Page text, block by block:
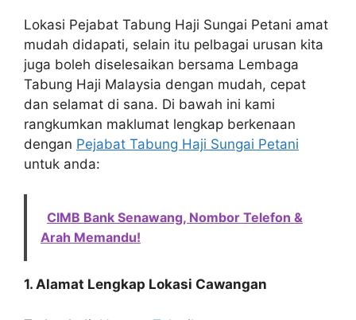
Lokasi Pejabat Tabung Haji Sungai Petani amat
mudah didapati, selain itu pelbagai urusan kita
juga boleh diselesaikan bersama Lembaga
Tabung Haji Malaysia dengan mudah, cepat
dan selamat di sana. Di bawah ini kami
rangkumkan maklumat lengkap berkenaan
dengan Pejabat Tabung Haji Sungai Petani
untuk anda:
CIMB Bank Senawang, Nombor Telefon &
Arah Memandu!
1. Alamat Lengkap Lokasi Cawangan